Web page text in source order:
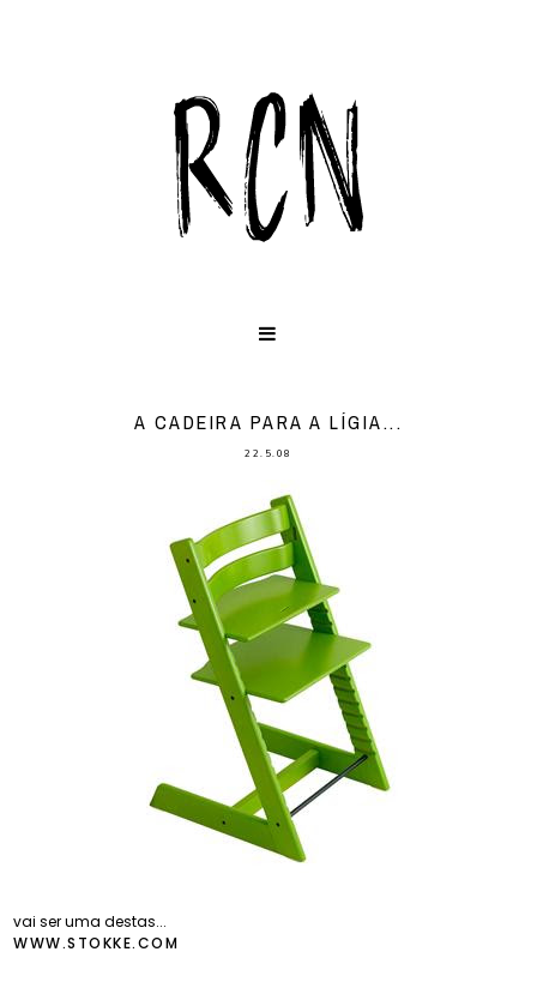
A CADEIRA PARA A LÍGIA...
22.5.08
vai ser uma destas...
WWW.STOKKE.COM